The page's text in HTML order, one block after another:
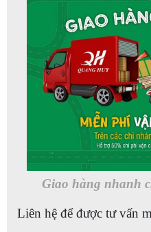
Giao hàng nhanh
Liên hệ để được tư vấn